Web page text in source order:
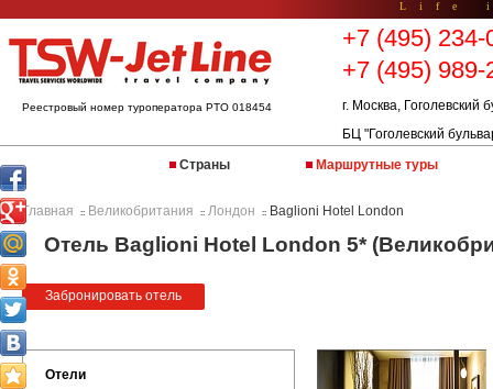
Life
Реестровый номер туроператора РТО 018454
+7 (495) 234-
+7 (495) 989-
г. Москва, Гоголевский
БЦ "Гоголевский
Страны
Маршрутные туры
Главная :: Великобритания :: Лондон :: Baglioni Hotel London
Отель Baglioni Hotel London 5*
Забронировать отель
Отели